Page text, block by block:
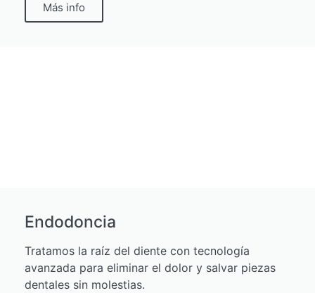
Más info
Endodoncia
Tratamos la raíz del diente con tecnología
avanzada para eliminar el dolor y salvar piezas
dentales sin molestias.